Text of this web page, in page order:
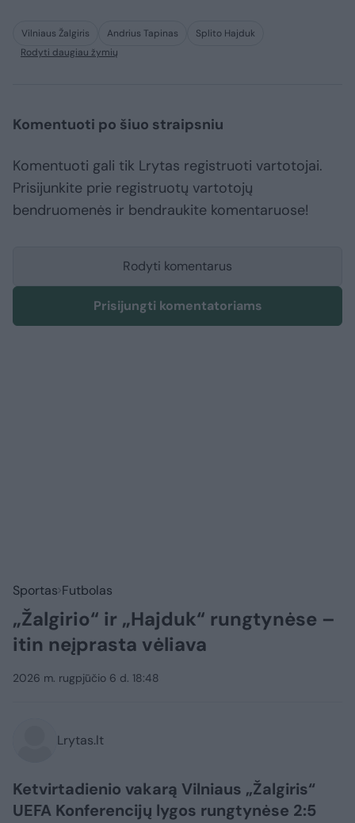
Vilniaus Žalgiris Andrius Tapinas
Splito Hajduk
Rodyti daugiau žymių
Komentuoti po šiuo straipsniu
Komentuoti gali tik Lrytas registruoti vartotojai.
Prisijunkite prie registruotų vartotojų
bendruomenės ir bendraukite komentaruose!
Rodyti komentarus
Prisijungti komentatoriams
Sportas Futbolas
„Žalgirio“ ir „Hajduk“ rungtynėse –
itin neįprasta vėliava
2026 m. rugpjūčio 6 d. 18:48
Lrytas.lt
Ketvirtadienio vakarą Vilniaus „Žalgiris“
UEFA Konferencijų lygos rungtynėse 2:5